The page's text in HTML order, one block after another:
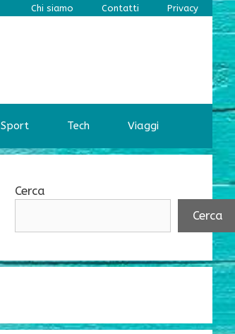
Chi siamo Contatti Privacy
Sport Tech Viaggi
Cerca
Cerca